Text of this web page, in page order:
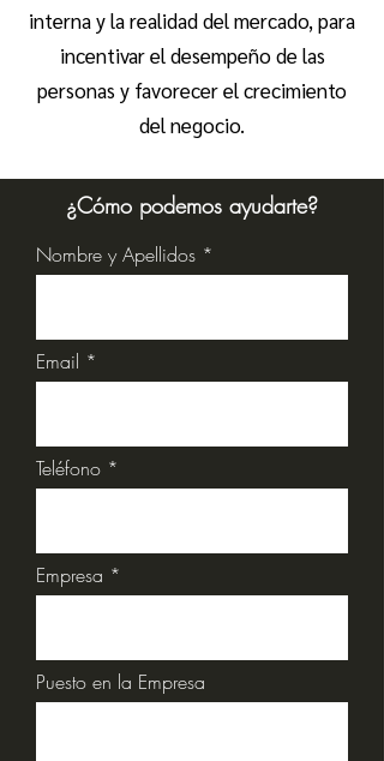
interna y la realidad del mercado, para
incentivarel desempeño de las
personas y favorecer el crecimiento
del negocio.
¿Cómo podemos ayudarte?
Nombre y Apellidos
Email
Teléfono
Empresa
Puesto en la Empresa